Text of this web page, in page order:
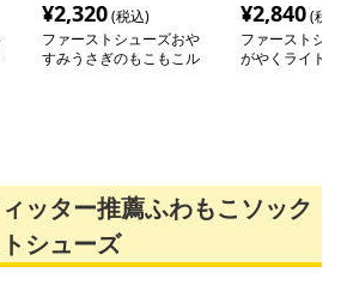
¥2,320(税込)
ファーストシューズおや
すみうさぎのもこもこル
¥2,840(税
ファーストシ
がやくライト
ッター推薦ふわもこソック
シューズ